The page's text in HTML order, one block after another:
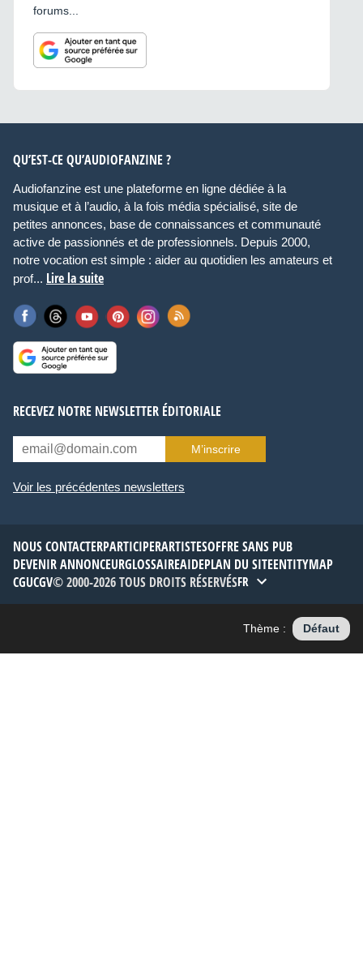
forums...
QU’EST-CE QU’AUDIOFANZINE ?
Audiofanzine est une plateforme en ligne dédiée à la
musique et à l’audio, à la fois média spécialisé, site de
petites annonces, base de connaissances et communauté
active de passionnés et de professionnels. Depuis 2000,
notre vocation est simple : aider au quotidien les amateurs et
prof... Lire la suite
RECEVEZ NOTRE NEWSLETTER ÉDITORIALE
M’inscrire
Voir les précédentes newsletters
NOUS CONTACTERPARTICIPERARTISTESOFFRE SANS PUB
DEVENIR ANNONCEURGLOSSAIREAIDEPLAN DU SITEENTITYMAP
CGUCGV© 2000-2026 TOUS DROITS RÉSERVÉSFR
Thème : Défaut